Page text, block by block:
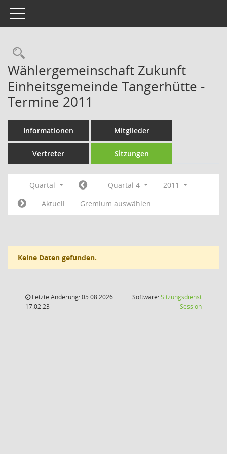
Toggle navigation
Rechercheauswahl
Wählergemeinschaft Zukunft
Einheitsgemeinde Tangerhütte -
Termine 2011
Informationen Mitglieder
Vertreter Sitzungen
Quartal Quartal 4
2011
Aktuell
Gremium auswählen
Keine Daten gefunden.
Letzte Änderung: 05.08.2026
17:02:23
Software:Sitzungsdienst
Session(Wird in